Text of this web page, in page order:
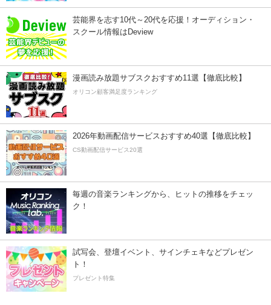
芸能界を志す10代～20代を応援！オーディション・
スクール情報はDeview
漫画読み放題サブスクおすすめ11選【徹底比較】
オリコン顧客満足度ランキング
2026年動画配信サービスおすすめ40選【徹底比較】
CS動画配信サービス20選
毎週の音楽ランキングから、ヒットの推移をチェッ
ク！
試写会、登壇イベント、サインチェキなどプレゼン
ト！
プレゼント特集